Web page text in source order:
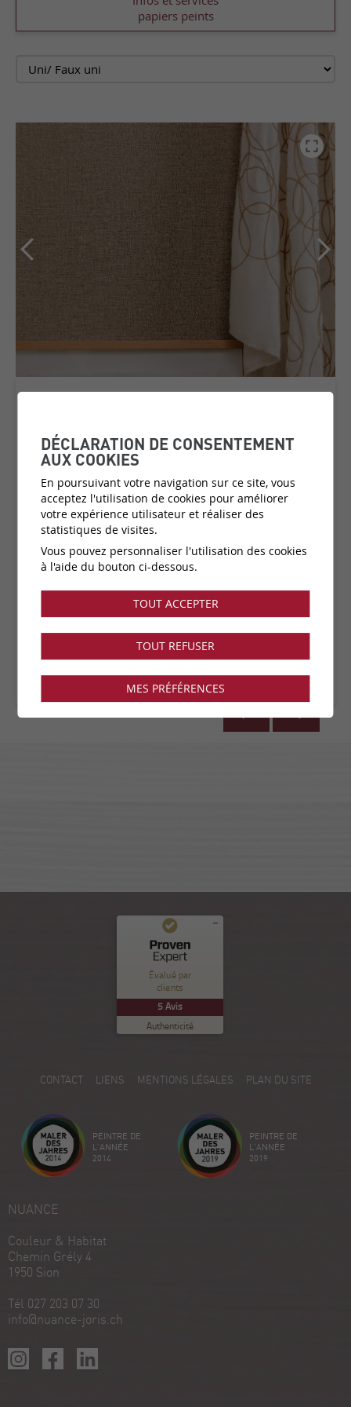
papiers peints
COLLECTION:LINS BRODES
Matière:Vinyle sur support papier
Catégorie de prix: C1
Couleurs:
33 disponibles
Fabricant: Elitis
Collection disponible dans notre showroom !
Évalué par
clients
5Avis
Authenticité
Commentaires et expériences des clients pour
Nuance Sion
100
%
Recommandé sur
ProvenExpert.com
EXCELLENT
5.00
/
5
Créez votre propre sceau maintenant
18/12/2025
Voir le profil
CONTACT LIENS MENTIONS LÉGALES PLAN DU SITE
PEINTRE DE
L'ANNÉE
2014
PEINTRE DE
L'ANNÉE
2019
NUANCE
Couleur & Habitat
Chemin Grély 4
1950 Sion
Tél 027 203 07 30
info@nuance-joris.ch
DÉCLARATION DE CONSENTEMENT
AUX COOKIES
En poursuivant votre navigation sur ce site, vous
acceptez l'utilisation de cookies pour améliorer
votre expérience utilisateur et réaliser des
statistiques de visites.
Vous pouvez personnaliser l'utilisation des cookies
à l'aide du bouton ci-dessous.
TOUT ACCEPTER
TOUT REFUSER
MES PRÉFÉRENCES